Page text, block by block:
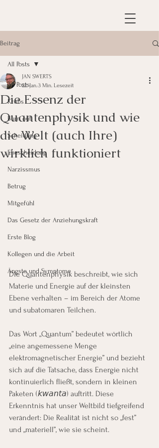
Beitrag
All Posts
Krebs
Burn out
Scheidung
Ehescheidung
Narzissmus
Betrug
Mitgefühl
Das Gesetz der Anziehungskraft
Erste Blog
Kollegen und die Arbeit
Ängste und Symptome
All Posts
Die Essenz der
Quantenphysik und wie
die Welt (auch Ihre)
wirklich funktioniert
JAN SWERTS
22. Jan.3 Min. Lesezeit
Die Quantenphysik beschreibt, wie sich
Materie und Energie auf der kleinsten
Ebene verhalten – im Bereich der Atome
und subatomaren Teilchen.
Das Wort „Quantum” bedeutet wörtlich
„eine angemessene Menge
elektromagnetischer Energie” und bezieht
sich auf die Tatsache, dass Energie nicht
kontinuierlich fließt, sondern in kleinen
Paketen (𝘬𝘸𝘢𝘯𝘵𝘢) auftritt. Diese
Erkenntnis hat unser Weltbild tiefgreifend
verändert: Die Realität ist nicht so „fest”
und „materiell”, wie sie scheint.